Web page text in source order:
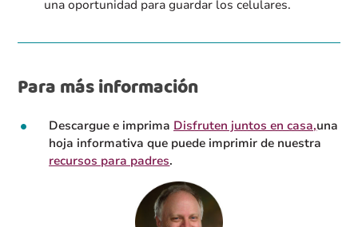
una oportunidad para guardar los celulares.
Para más información
Descargue e imprima Disfruten juntos en casa,una
hoja informativa que puede imprimir de nuestra
recursos para padres.